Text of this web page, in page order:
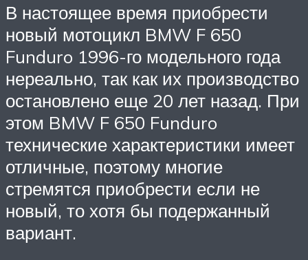
В настоящее время приобрести
новый мотоцикл BMW F 650
Funduro 1996-го модельного года
нереально, так как их производство
остановлено еще 20 лет назад. При
этом BMW F 650 Funduro
технические характеристики имеет
отличные, поэтому многие
стремятся приобрести если не
новый, то хотя бы подержанный
вариант.